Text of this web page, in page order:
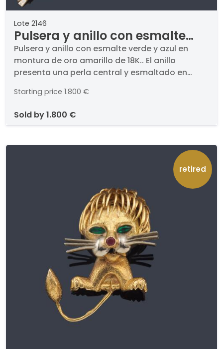
Lote 2146
Pulsera y anillo con esmalte
verde y azul en montura de oro
amarillo de 18K.
Pulsera y anillo con esmalte verde y azul en
montura de oro amarillo de 18K.. El anillo
presenta una perla central y esmaltado en
con esmalte.
Starting price 1.800 €
sold by1.800 €
retired